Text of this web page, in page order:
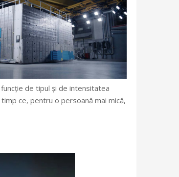
de tipul și de intensitatea
ce, pentru o persoană mai mică,